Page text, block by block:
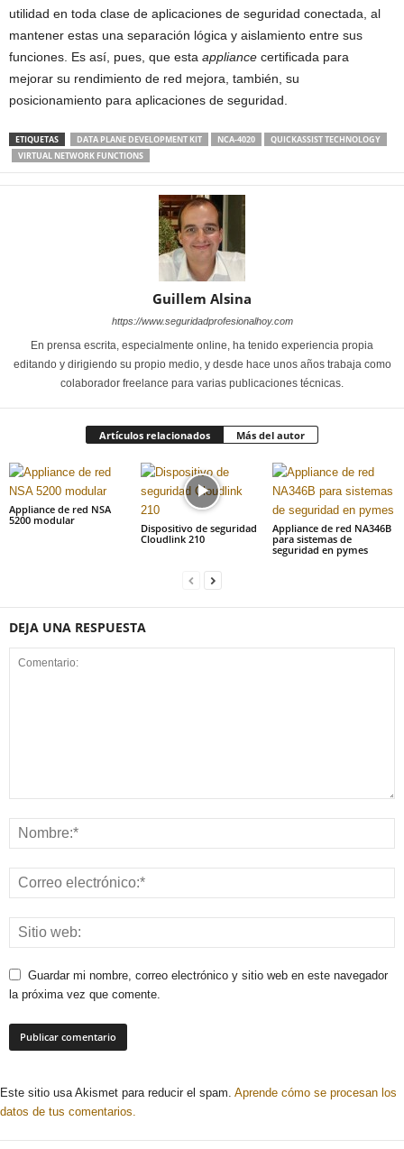
utilidad en toda clase de aplicaciones de seguridad conectada, al
mantener estas una separación lógica y aislamiento entre sus
funciones. Es así, pues, que esta appliance certificada para
mejorar su rendimiento de red mejora, también, su
posicionamiento para aplicaciones de seguridad.
ETIQUETAS DATA PLANE DEVELOPMENT KIT NCA-4020
QUICKASSIST TECHNOLOGY
VIRTUAL NETWORK FUNCTIONS
Guillem Alsina
https://www.seguridadprofesionalhoy.com
En prensa escrita, especialmente online, ha tenido experiencia propia
editando y dirigiendo su propio medio, y desde hace unos años trabaja como
colaborador freelance para varias publicaciones técnicas.
Artículos relacionados Más del autor
Appliance de red NSA
5200 modular
Dispositivo de seguridad
Cloudlink 210
Appliance de red NA346B
para sistemas de
seguridad en pymes
DEJA UNA RESPUESTA
Guardar mi nombre, correo electrónico y sitio web en este navegador
la próxima vez que comente.
Este sitio usa Akismet para reducir el spam. Aprende cómo se procesan los
datos de tus comentarios.